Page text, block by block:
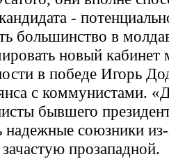
-
большинство в
новый кабинет
в победе Игорь
с коммунистами.
бывшего
союзники из-
прозападной.